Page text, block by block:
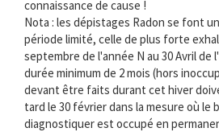
connaissance de cause !
Nota : les dépistages Radon se font
période limité, celle de plus forte
septembre de l'année N au 30 Avril de
durée minimum de 2 mois (hors
devant être faits durant cet hiver
tard le 30 février dans la mesure où le
diagnostiquer est occupé en